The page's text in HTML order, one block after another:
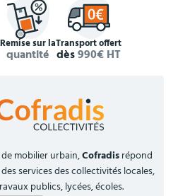
Remise sur la
quantité
Transport offert
dès990€ HT
mobilier urbain,Cofradisrépond
services des collectivités locales,
publics, lycées, écoles.